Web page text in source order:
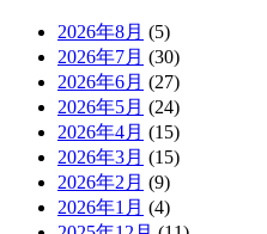
2026年8月 (5)
2026年7月 (30)
2026年6月 (27)
2026年5月 (24)
2026年4月 (15)
2026年3月 (15)
2026年2月 (9)
2026年1月 (4)